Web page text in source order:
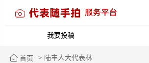
我要投稿
首页 > 陆丰人大代表林